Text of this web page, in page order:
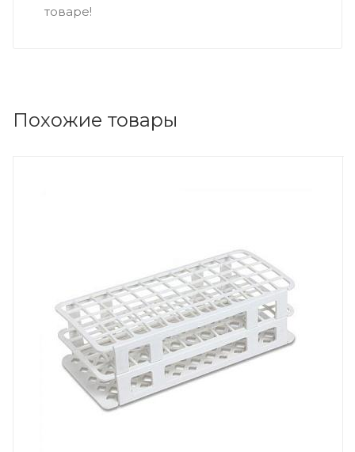
товаре!
Похожие товары